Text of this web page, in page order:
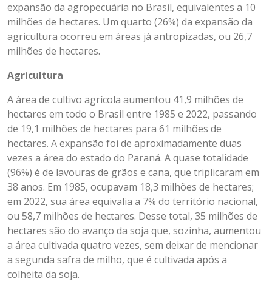
expansão da agropecuária no Brasil, equivalentes a 10
milhões de hectares. Um quarto (26%) da expansão da
agricultura ocorreu em áreas já antropizadas, ou 26,7
milhões de hectares.
Agricultura
A área de cultivo agrícola aumentou 41,9 milhões de
hectares em todo o Brasil entre 1985 e 2022, passando
de 19,1 milhões de hectares para 61 milhões de
hectares. A expansão foi de aproximadamente duas
vezes a área do estado do Paraná. A quase totalidade
(96%) é de lavouras de grãos e cana, que triplicaram em
38 anos. Em 1985, ocupavam 18,3 milhões de hectares;
em 2022, sua área equivalia a 7% do território nacional,
ou 58,7 milhões de hectares. Desse total, 35 milhões de
hectares são do avanço da soja que, sozinha, aumentou
a área cultivada quatro vezes, sem deixar de mencionar
a segunda safra de milho, que é cultivada após a
colheita da soja.